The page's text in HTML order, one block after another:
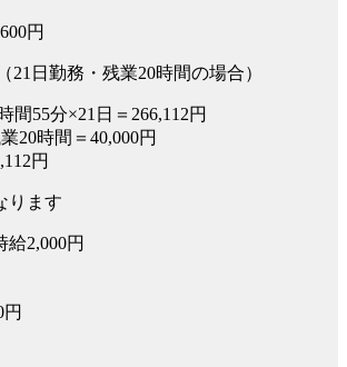
円
21日勤務・残業20時間の場合）
間55分×21日＝266,112円
20時間＝40,000円
円
ります
給2,000円
円